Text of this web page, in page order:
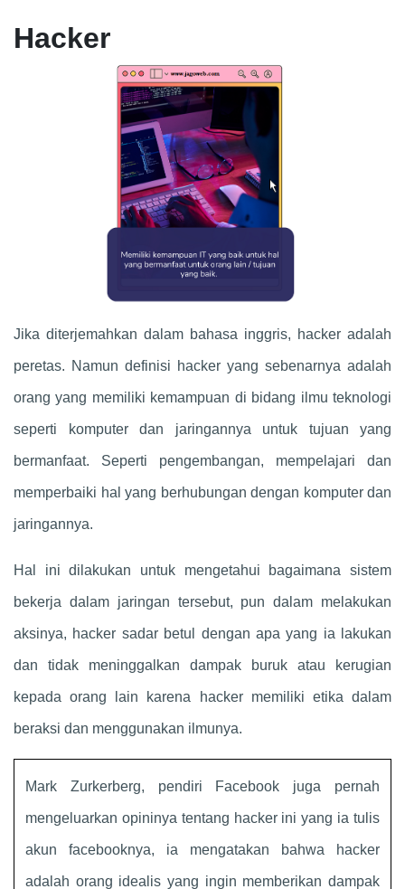
Hacker
Jika diterjemahkan dalam bahasa inggris, hacker adalah
peretas. Namun definisi hacker yang sebenarnya adalah
orang yang memiliki kemampuan di bidang ilmu teknologi
seperti komputer dan jaringannya untuk tujuan yang
bermanfaat. Seperti pengembangan, mempelajari dan
memperbaiki hal yang berhubungan dengan komputer dan
jaringannya.
Hal ini dilakukan untuk mengetahui bagaimana sistem
bekerja dalam jaringan tersebut, pun dalam melakukan
aksinya, hacker sadar betul dengan apa yang ia lakukan
dan tidak meninggalkan dampak buruk atau kerugian
kepada orang lain karena hacker memiliki etika dalam
beraksi dan menggunakan ilmunya.
Mark Zurkerberg, pendiri Facebook juga pernah
mengeluarkan opininya tentang hacker ini yang ia tulis
akun facebooknya, ia mengatakan bahwa hacker
adalah orang idealis yang ingin memberikan dampak